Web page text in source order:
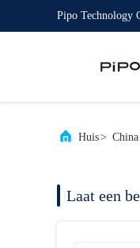
Pipo Technology
Huis>
Laat een